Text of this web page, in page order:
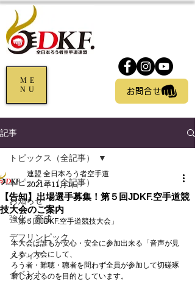
ME
NU
お問合せ
記事
トピックス（全記事）
お知らせ
強化・育成
デフリンピック
メディア
イベント
トピックス（全記事）
【告知】出場選手募集！第５回JDKF.空手道競
技大会のご案内
連盟 全日本ろう者空手道
2021年11月1日
「第５回JDKF.空手道競技大会」
本大会は誰もが安心・安全に参加出来る「音声が見
える」大会にして、
ろう者・難聴・聴者を問わず全員が参加して切磋琢
磨しあえるのを目的としています。